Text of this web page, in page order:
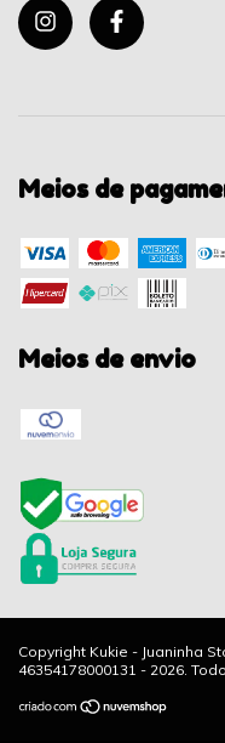
Meios de
Meios de envio
Copyright Kukie - Juaninha
46354178000131 - 2026.